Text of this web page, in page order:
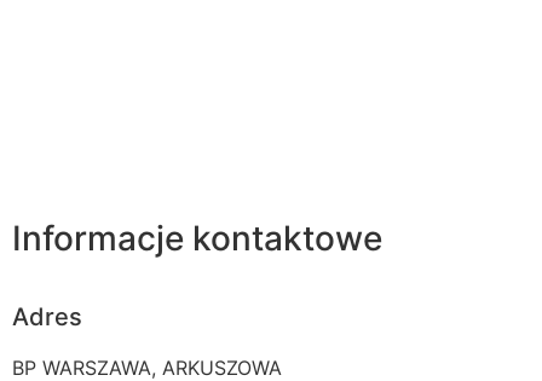
Informacje kontaktowe
Adres
BP WARSZAWA, ARKUSZOWA